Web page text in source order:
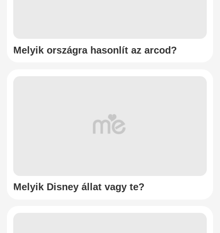
Melyik országra hasonlít az arcod?
Melyik Disney állat vagy te?